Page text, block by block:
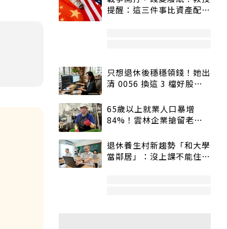
提醒：這三件事比資產配置
只想退休後穩穩領錢！她出
清 0056 換這 3 檔好股：
65歲以上就業人口暴增
84%！雲林企業搶留老員
退休養生村新趨勢「和大學
當鄰居」：沒上課不能住、